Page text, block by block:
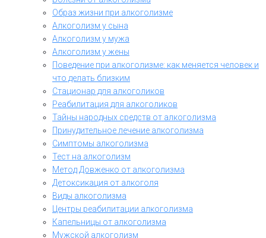
Образ жизни при алкоголизме
Алкоголизм у сына
Алкоголизм у мужа
Алкоголизм у жены
Поведение при алкоголизме: как меняется человек и
что делать близким
Стационар для алкоголиков
Реабилитация для алкоголиков
Тайны народных средств от алкоголизма
Принудительное лечение алкоголизма
Симптомы алкоголизма
Тест на алкоголизм
Метод Довженко от алкоголизма
Детоксикация от алкоголя
Виды алкоголизма
Центры реабилитации алкоголизма
Капельницы от алкоголизма
Мужской алкоголизм